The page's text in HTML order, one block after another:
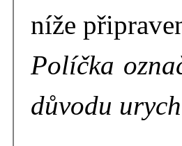
níže
Políčka
důvodu